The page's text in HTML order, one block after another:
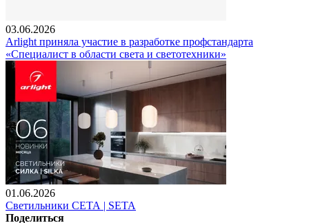
03.06.2026
Arlight приняла участие в разработке профстандарта
«Специалист в области света и светотехники»
01.06.2026
Светильники СЕТА | SETA
Поделиться